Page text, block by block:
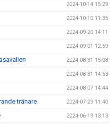
2024-10-14 15:29
2024-10-10 11:35
2024-09-20 14:11
2024-09-01 12:59
2024-08-31 15:08
2024-08-31 14:53
2024-08-07 14:44
tränare 2024-07-29 11:40
2024-06-19 13:13